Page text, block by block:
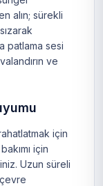
alın; sürekli
patlama sesi
ve
için
için
Uzun süreli